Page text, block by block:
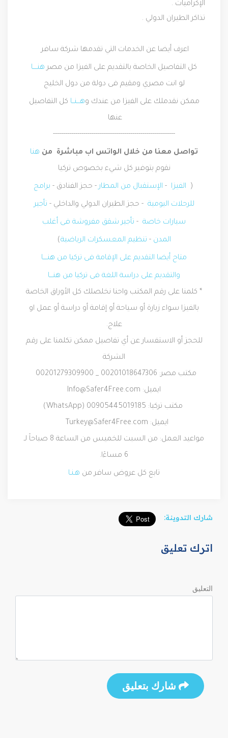
الإكراميات .
تذاكر الطيران الدولي .
اعرف أيضا عن الخدمات التي تقدمها شركة سافر
كل التفاصيل الخاصة بالتقديم على الفيزا من مصرهنــــا
لو انت مصري ومقيم فى دولة من دول الخليج
ممكن نقدملك على الفيزا من عندك وهـــنــا كل التفاصيل
عنها
------------------------------------------------------------
تواصل معنا من خلال الواتس اب مباشرة من هنا
نقوم بتوفير كل شيء بخصوص تركيا
( الفيزا - الإستقبال من المطار- حجز الفنادق - برامج
للرحلات اليومية - حجز الطيران الدولي والداخلي - تأجير
سيارات خاصة - تأجير شقق مفروشة فى أغلب
المدن - تنظيم المعسكرات الرياضية)
متاح أيضا التقديم على الإقامة فى تركيا من هنــــا
والتقديم على دراسة اللغة فى تركيا من هنـــا
* كلمنا على رقم المكتب واحنا نخلصلك كل الأوراق الخاصة
بالفيزا سواء زيارة أو سياحة أو إقامة أو دراسة أو عمل او
علاج.
للحجز أو الاستفسار عن أي تفاصيل ممكن تكلمنا على رقم
الشركة
مكتب مصر: 00201018647306 _ 00201279309900
ايميل: Info@Safer4Free.com
مكتب تركيا: 00905445019185 (
WhatsApp
)
ايميل: Turkey@Safer4Free.com
مواعيد العمل: من السبت للخميس من الساعة 8 صباحاً لـ
6 مساءًا.
تابع كل عروض سافر من هـنـا
شارك التدوينة:
اترك تعليق
التعليق
شارك بتعليق